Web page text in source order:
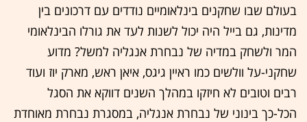
בעולם שבו שחקנים בינלאומיים נודדים עם דרכונים בין
מדינות, גם בייל היה יכול לשנות לעד את גורלו הבינלאומי
המר ולשחק במדיה של נבחרת אנגליה למשל? מדוע
שחקני-על וולשים כמו ראיין גיגס, איאן ראש, מארק יוז ועוד
רבים וטובים לא חיזקו במהלך השנים דווקא את הסגל
הכל-כך בינוני של נבחרת אנגליה, במסגרת נבחרת מאוחדת